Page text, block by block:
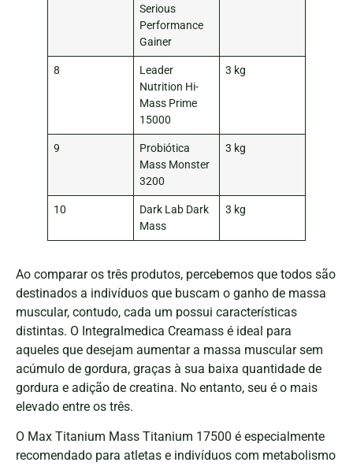
Serious
Performance
Gainer
8
Leader
Nutrition Hi-
Mass Prime
15000
3 kg
9
Probiótica
Mass Monster
3200
3 kg
10
Dark Lab Dark
Mass
3 kg
Ao comparar os três produtos, percebemos que todos são
destinados a indivíduos que buscam o ganho de massa
muscular, contudo, cada um possui características
distintas. O Integralmedica Creamass é ideal para
aqueles que desejam aumentar a massa muscular sem
acúmulo de gordura, graças à sua baixa quantidade de
gordura e adição de creatina. No entanto, seu é o mais
elevado entre os três.
O Max Titanium Mass Titanium 17500 é especialmente
recomendado para atletas e indivíduos com metabolismo